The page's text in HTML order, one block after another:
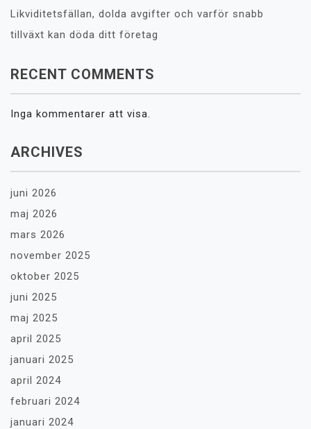
Likviditetsfällan, dolda avgifter och varför snabb
tillväxt kan döda ditt företag
RECENT COMMENTS
Inga kommentarer att visa.
ARCHIVES
juni 2026
maj 2026
mars 2026
november 2025
oktober 2025
juni 2025
maj 2025
april 2025
januari 2025
april 2024
februari 2024
januari 2024